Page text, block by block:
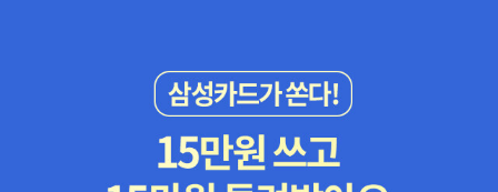
선수에요. 다양한 종류의 매듭을 지을수 있는데, 그중 하나를 럭키에
게 선물합니다.브리짓 아줌마와 헤어지긴 럭키는 최후의 수단으로 가
출을 생각합니다. 가출하면서 브리짓 아줌마의 아름다운 원피스를 입
고 나가요. 혹시 럭키야, 원피스가 입고 싶어서 가출한건 아니겠지~~